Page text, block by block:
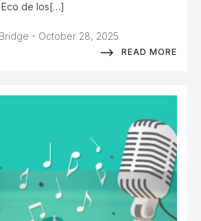
Eco de los[…]
- October 28, 2025
READ MORE